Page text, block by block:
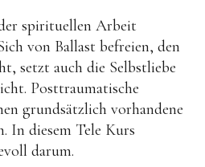
spirituellen Arbeit
von Ballast befreien, den
setzt auch die Selbstliebe
Posttraumatische
grundsätzlich vorhandene
In diesem Tele Kurs
darum.